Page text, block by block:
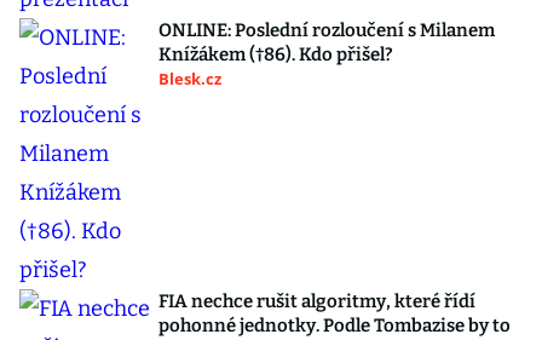
ONLINE: Poslední rozloučení s Milanem
Knížákem (†86). Kdo přišel?
Blesk.cz
FIA nechce rušit algoritmy, které řídí
pohonné jednotky. Podle Tombazise by to